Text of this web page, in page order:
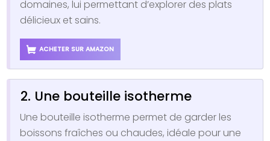
domaines, lui permettant d’explorer des plats
délicieux et sains.
ACHETER SUR AMAZON
2. Une bouteille isotherme
Une bouteille isotherme permet de garder les
boissons fraîches ou chaudes, idéale pour une